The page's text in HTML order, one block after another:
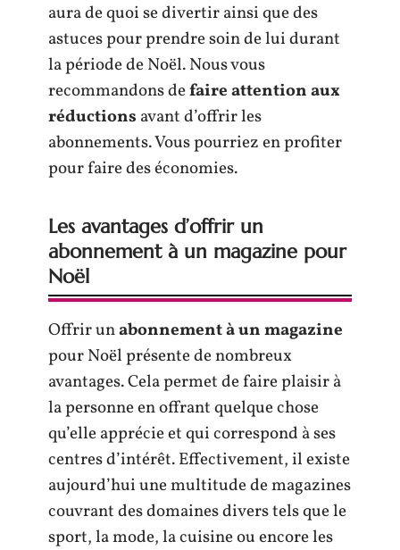
aura de quoi se divertir ainsi que des
astuces pour prendre soin de lui durant
la période de Noël. Nous vous
recommandons defaire attention aux
réductions avant d’offrir les
abonnements. Vous pourriez en profiter
pour faire des économies.
Les avantages d’offrir un
abonnement à un magazine pour
Noël
Offrir unabonnement à un magazine
pour Noël présente de nombreux
avantages. Cela permet de faire plaisir à
la personne en offrant quelque chose
qu’elle apprécie et qui correspond à ses
centres d’intérêt. Effectivement, il existe
aujourd’hui une multitude de magazines
couvrant des domaines divers tels que le
sport, la mode, la cuisine ou encore les